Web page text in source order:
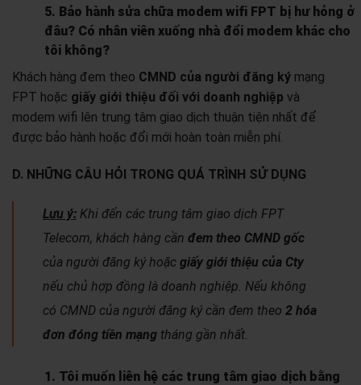
5. Bảo hành sửa chữa modem wifi FPT bị hư hỏng ở
đâu? Có nhân viên xuống nhà đổi modem khác cho
tôi không?
Khách hàng đem theo CMND của người đăng ký mạng
FPT hoặc giấy giới thiệu đối với doanh nghiệp và
modem wifi lên trung tâm giao dịch thuận tiện nhất để
được bảo hành hoặc đổi mới hoàn toàn miễn phí.
D. NHỮNG CÂU HỎI TRONG QUÁ TRÌNH SỬ DỤNG
Lưu ý: Khi đến các trung tâm giao dịch FPT
Telecom, khách hàng cần đem theo CMND gốc
của người đăng ký hoặc giấy giới thiệu của Cty
nếu chủ hợp đồng là doanh nghiệp. Nếu không
có CMND của người đăng ký cần đem theo 2 hóa
đơn đóng tiền mạng tháng gần nhất.
1. Tôi muốn liên hệ các trung tâm giao dịch bằng